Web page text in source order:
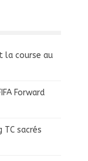
la course au
Forward
TC sacrés